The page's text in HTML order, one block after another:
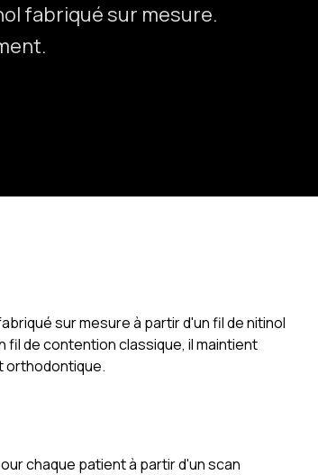
fabriqué sur mesure.
sur mesure à partir d'un fil de nitinol
de contention classique, il maintient
orthodontique.
chaque patient à partir d'un scan